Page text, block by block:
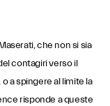
che non si sia
contagiri verso il
a spingere al limite la
risponde a queste